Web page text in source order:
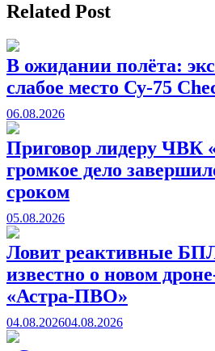
Related Post
В ожидании полёта:
слабое место Су-75
06.08.2026
Приговор лидеру ЧВК
громкое дело
сроком
05.08.2026
Ловит реактивные
известно о новом
«Астра-ПВО»
04.08.202604.08.2026